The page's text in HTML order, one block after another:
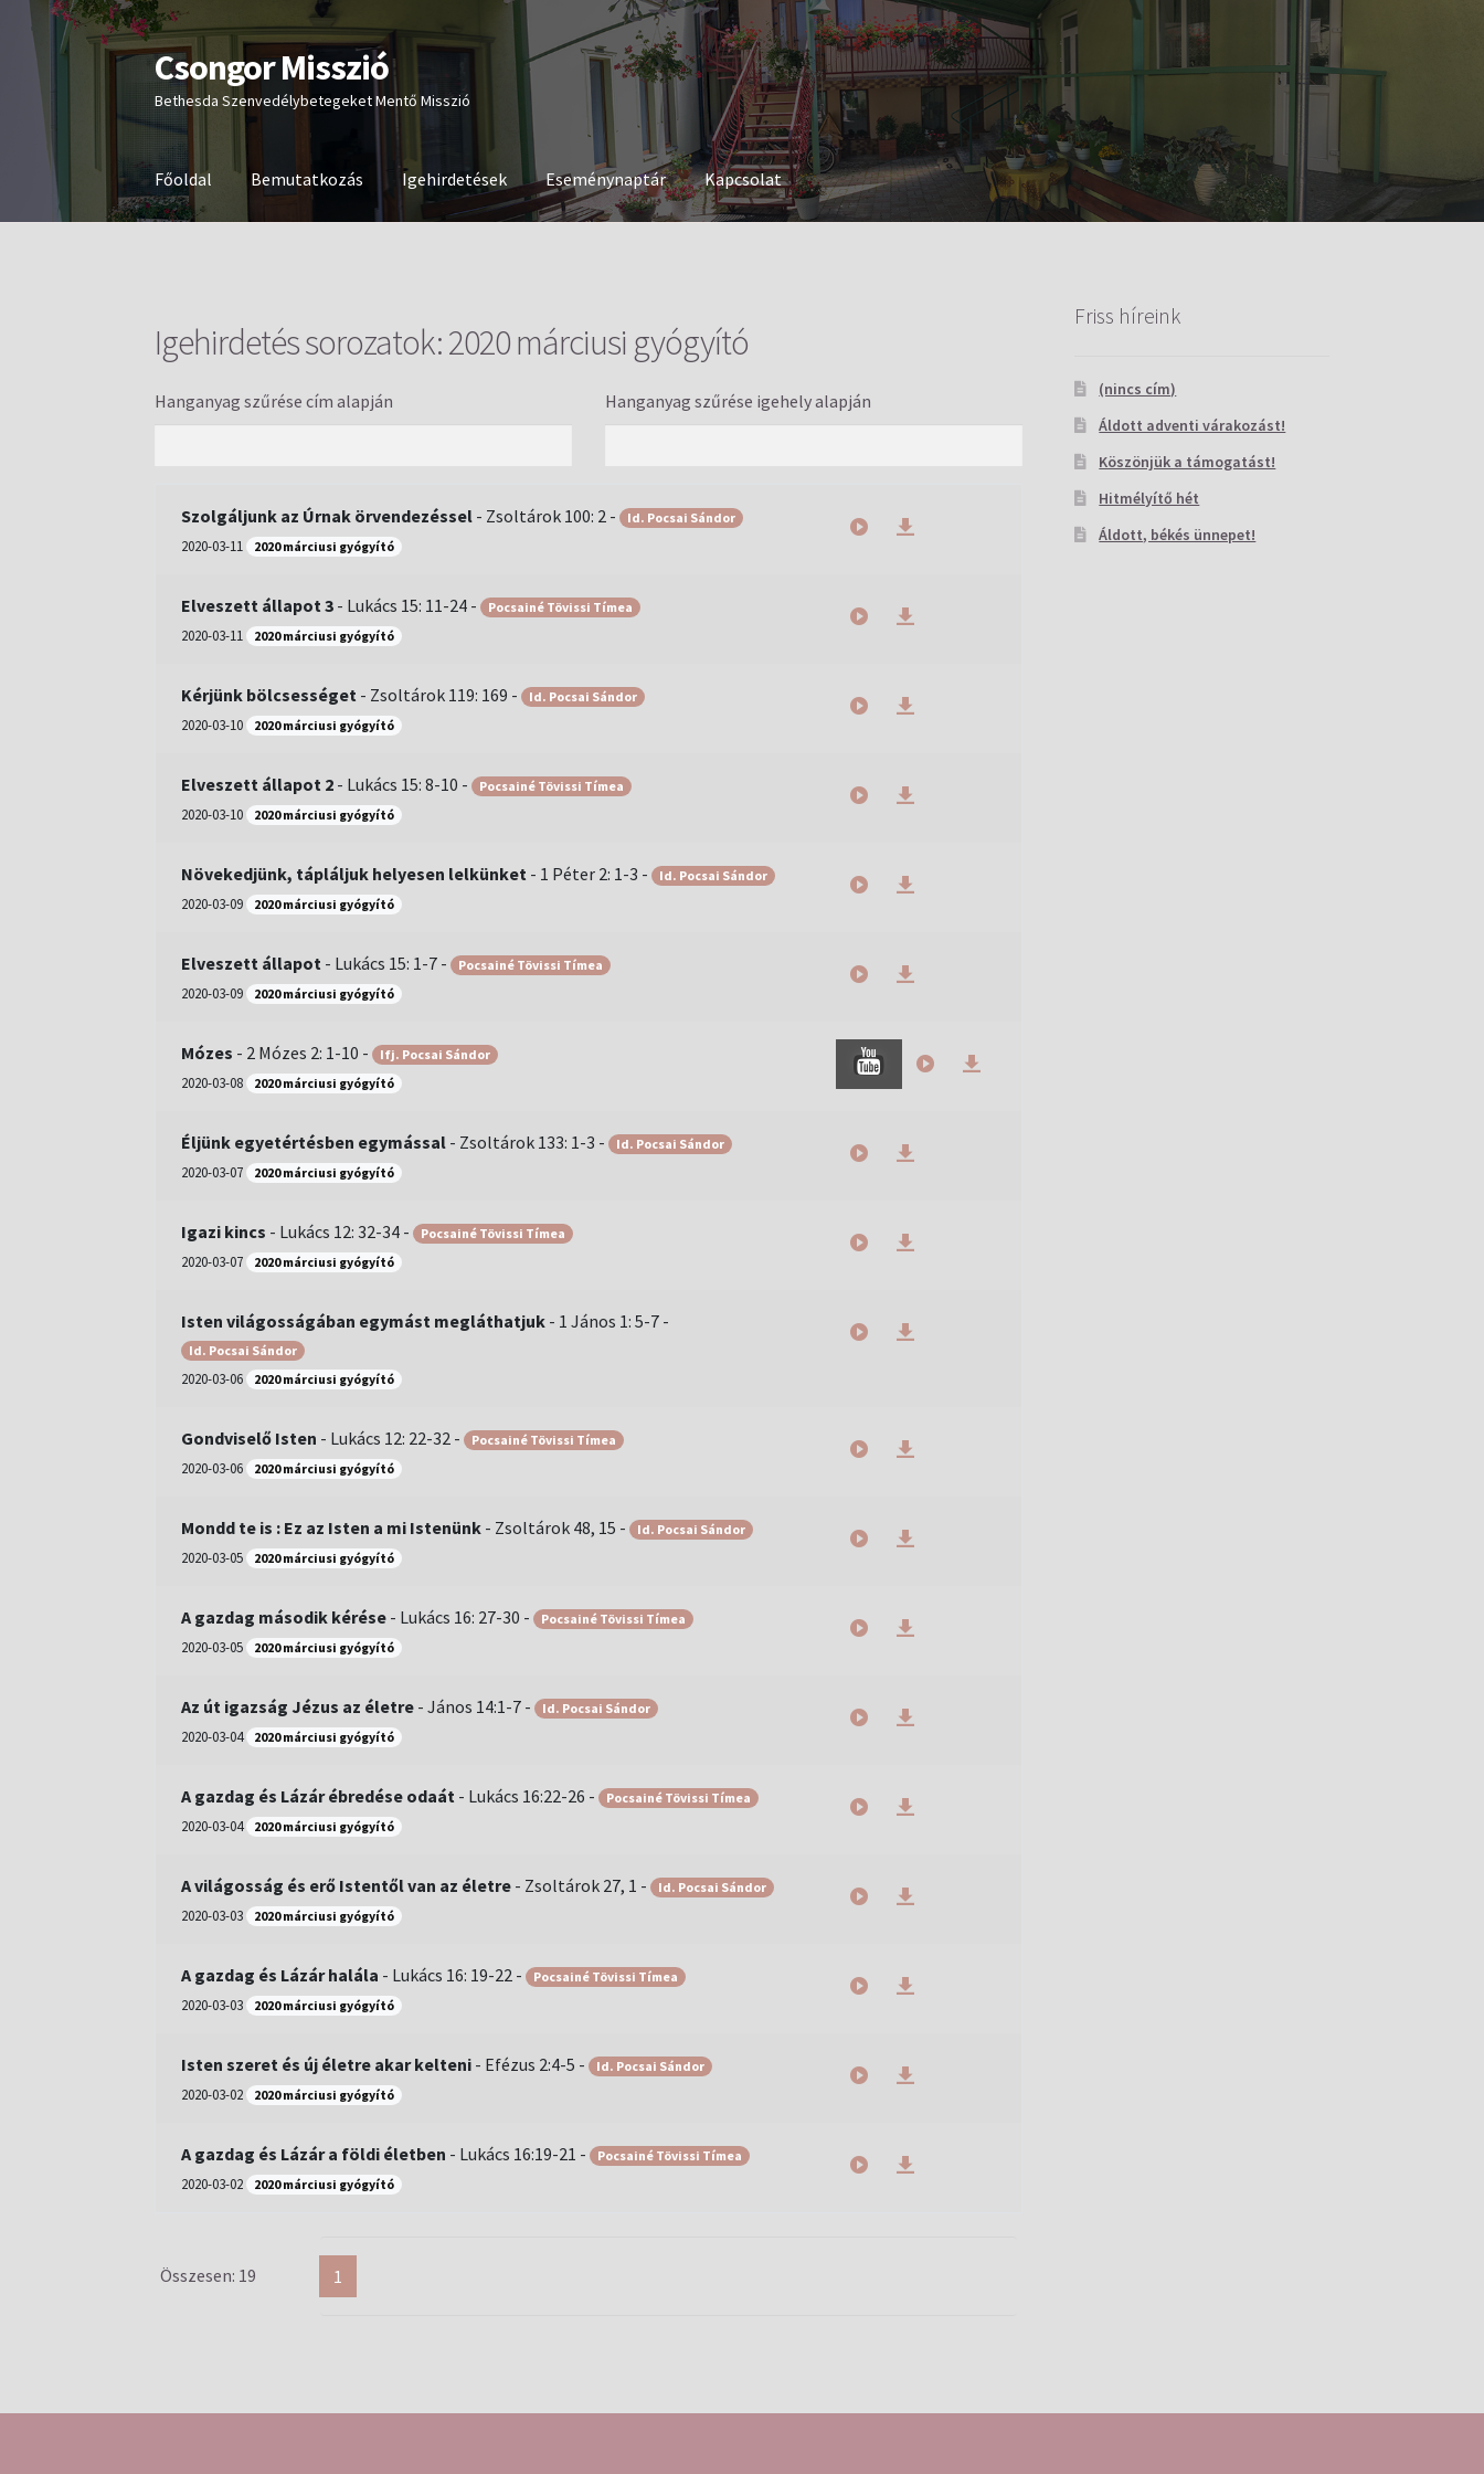
Ugrás
a
navigációhoz
Kilépés
a
tartalomba
Csongor Misszió
Bethesda Szenvedélybetegeket Mentő Misszió
Főoldal Bemutatkozás Igehirdetések Eseménynaptár Kapcsolat
Igehirdetés sorozatok:2020 márciusi gyógyító
Hanganyag szűrése cím alapján Hanganyag szűrése igehely alapján
Szolgáljunk az Úrnak örvendezéssel - Zsoltárok 100: 2 - Id. Pocsai Sándor
2020-03-11 2020 márciusi gyógyító
Elveszett állapot 3 - Lukács 15: 11-24 - Pocsainé Tövissi Tímea
2020-03-11 2020 márciusi gyógyító
Kérjünk bölcsességet - Zsoltárok 119: 169 - Id. Pocsai Sándor
2020-03-10 2020 márciusi gyógyító
Elveszett állapot 2 - Lukács 15: 8-10 - Pocsainé Tövissi Tímea
2020-03-10 2020 márciusi gyógyító
Növekedjünk, tápláljuk helyesen lelkünket - 1 Péter 2: 1-3 - Id. Pocsai Sándor
2020-03-09 2020 márciusi gyógyító
Elveszett állapot - Lukács 15: 1-7 - Pocsainé Tövissi Tímea
2020-03-09 2020 márciusi gyógyító
Mózes - 2 Mózes 2: 1-10 - Ifj. Pocsai Sándor
2020-03-08 2020 márciusi gyógyító
Éljünk egyetértésben egymással - Zsoltárok 133: 1-3 - Id. Pocsai Sándor
2020-03-07 2020 márciusi gyógyító
Igazi kincs - Lukács 12: 32-34 - Pocsainé Tövissi Tímea
2020-03-07 2020 márciusi gyógyító
Isten világosságában egymást megláthatjuk - 1 János 1: 5-7 -
Id. Pocsai Sándor
2020-03-06 2020 márciusi gyógyító
Gondviselő Isten - Lukács 12: 22-32 - Pocsainé Tövissi Tímea
2020-03-06 2020 márciusi gyógyító
Mondd te is : Ez az Isten a mi Istenünk - Zsoltárok 48, 15 - Id. Pocsai Sándor
2020-03-05 2020 márciusi gyógyító
A gazdag második kérése - Lukács 16: 27-30 - Pocsainé Tövissi Tímea
2020-03-05 2020 márciusi gyógyító
Az út igazság Jézus az életre - János 14:1-7 - Id. Pocsai Sándor
2020-03-04 2020 márciusi gyógyító
A gazdag és Lázár ébredése odaát - Lukács 16:22-26 - Pocsainé Tövissi Tímea
2020-03-04 2020 márciusi gyógyító
A világosság és erő Istentől van az életre - Zsoltárok 27, 1 - Id. Pocsai Sándor
2020-03-03 2020 márciusi gyógyító
A gazdag és Lázár halála - Lukács 16: 19-22 - Pocsainé Tövissi Tímea
2020-03-03 2020 márciusi gyógyító
Isten szeret és új életre akar kelteni - Efézus 2:4-5 - Id. Pocsai Sándor
2020-03-02 2020 márciusi gyógyító
A gazdag és Lázár a földi életben - Lukács 16:19-21 - Pocsainé Tövissi Tímea
2020-03-02 2020 márciusi gyógyító
Összesen: 19 1
Friss híreink
(nincs cím)
Áldott adventi várakozást!
Köszönjük a támogatást!
Hitmélyítő hét
Áldott, békés ünnepet!